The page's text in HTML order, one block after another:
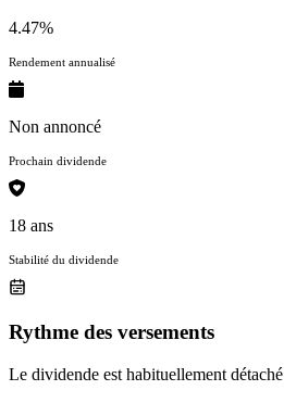
4.47%
Rendement annualisé
Non annoncé
Prochain dividende
18 ans
Stabilité du dividende
Rythme des versements
Le dividende est habituellement détaché